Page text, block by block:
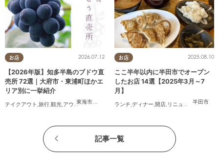
お店
東海市大府市 東浦町, 半田市, 美浜町
2026.07.12
【2026年版】知多半島のブドウ直
売所 72選｜大府市・東浦町ほかエ
リア別に一挙紹介
テイクアウト ,旅行,観光,アウトドア , まちネタ 季節ネタ
お店
半田市
2025.08.10
ここ半年以内に半田市でオープン
したお店 14選【2025年3月～7
月】
ランチ,ディナー,開店, リニューアル ,まとめ
記事一覧